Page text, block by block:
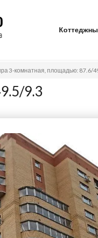
3-комнатная, площадью: 87.6/
9.3